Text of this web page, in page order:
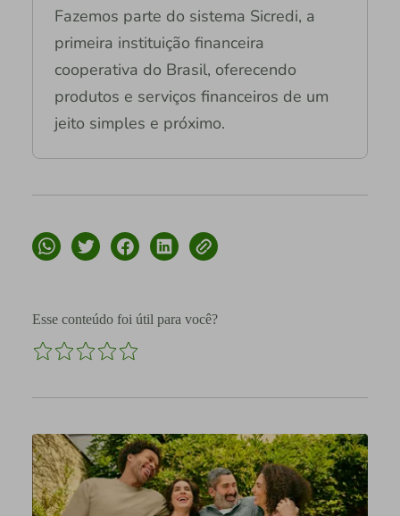
Fazemos parte do sistema Sicredi, a
primeira instituição financeira
cooperativa do Brasil, oferecendo
produtos e serviços financeiros de um
jeito simples e próximo.
Esse conteúdo foi útil para você?